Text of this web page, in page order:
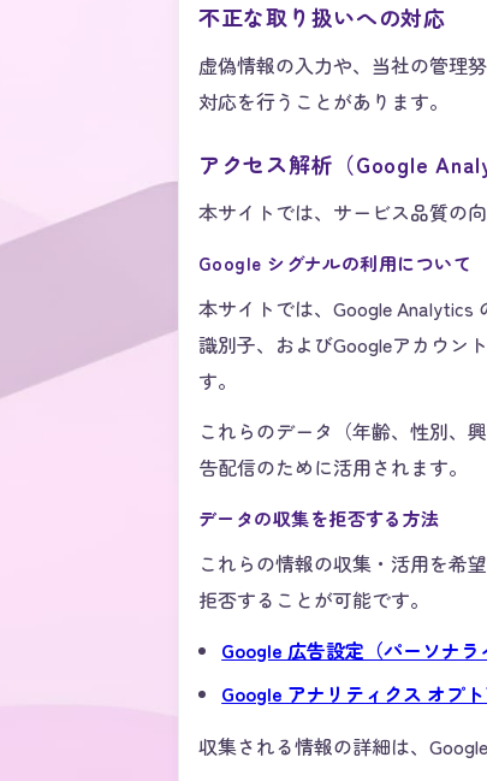
不正な取り扱いへの対応
虚偽情報の入力や、当社の管理
対応を行うことがあります。
アクセス解析（Google
本サイトでは、サービス品質の
Google シグナルの利用について
本サイトでは、Google Analytics
識別子、およびGoogleアカウン
す。
これらのデータ（年齢、性別、
告配信のために活用されます。
データの収集を拒否する方法
これらの情報の収集・活用を希
拒否することが可能です。
Google 広告設定（パーソナラ
Google アナリティクス オプ
収集される情報の詳細は、